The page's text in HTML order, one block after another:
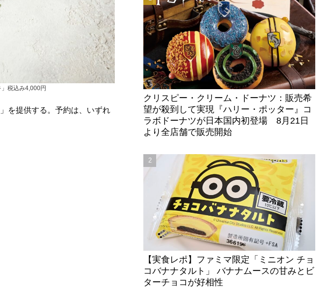
税込み4,000円
を提供する。予約は、いずれ
クリスピー・クリーム・ドーナツ：販売希
望が殺到して実現『ハリー・ポッター』コ
ラボドーナツが日本国内初登場 8月21日
より全店舗で販売開始
【実食レポ】ファミマ限定「ミニオン チョ
コバナナタルト」 バナナムースの甘みとビ
ターチョコが好相性